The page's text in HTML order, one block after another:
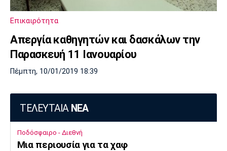
Επικαιρότητα
Απεργία καθηγητών και δασκάλων την
Παρασκευή 11 Ιανουαρίου
Πέμπτη, 10/01/2019 18:39
ΤΕΛΕΥΤΑΙΑ ΝΕΑ
Ποδόσφαιρο - Διεθνή
Μια περιουσία για τα χαφ